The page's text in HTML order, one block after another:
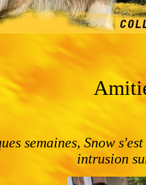
semaines, Snow
intrusion